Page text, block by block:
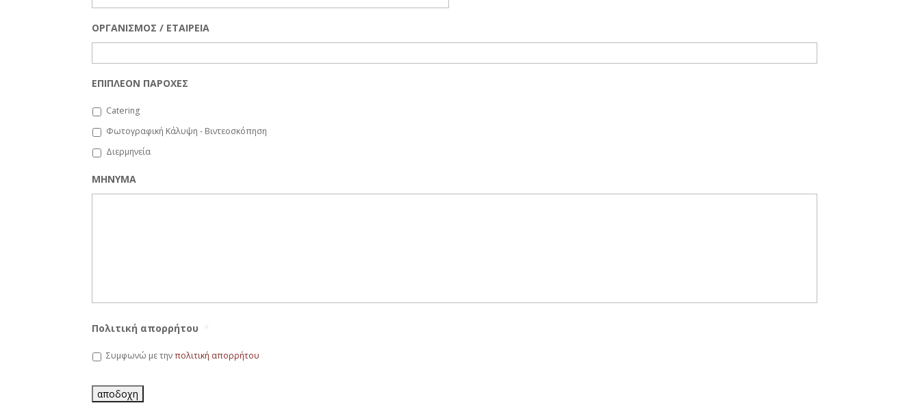
ΟΡΓΑΝΙΣΜΟΣ / ΕΤΑΙΡΕΙΑ
ΕΠΙΠΛΕΟΝ ΠΑΡΟΧΕΣ
Catering
Φωτογραφική Κάλυψη - Βιντεοσκόπηση
Διερμηνεία
ΜΗΝΥΜΑ
Πολιτική απορρήτου
Συμφωνώ με τηνπολιτική απορρήτου